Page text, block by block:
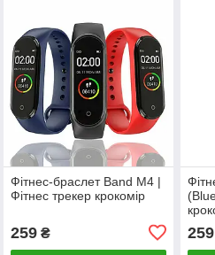
Фітнес-браслет Band M4 |
Фітнес трекер крокомір
259₴ 259